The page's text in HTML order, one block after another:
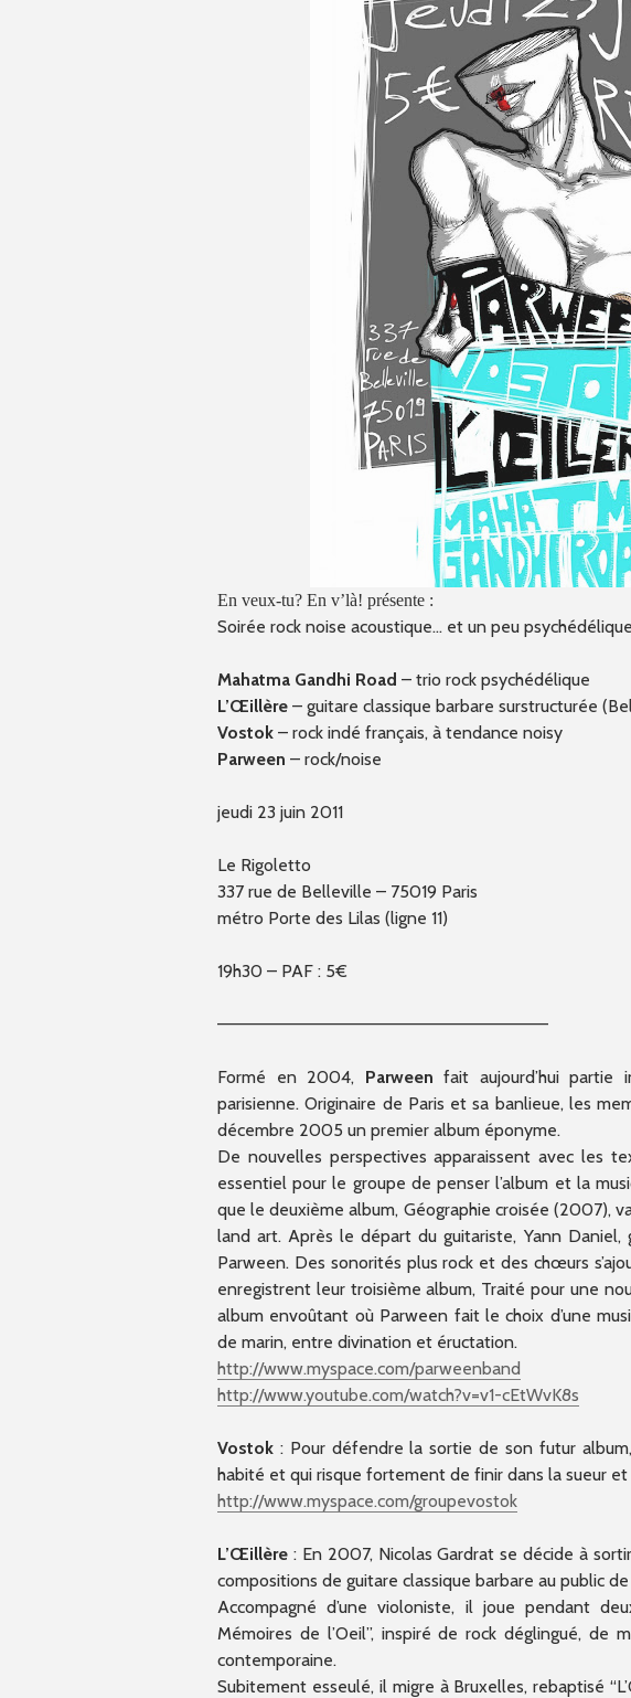
En veux-tu? En v’là! présente :
Soirée rock noise acoustique… et un peu
Mahatma Gandhi Road – trio rock psychédélique
L’Œillère – guitare classique barbare surstructurée
Vostok – rock indé français, à tendance noisy
Parween – rock/noise
jeudi 23 juin 2011
Le Rigoletto
337 rue de Belleville – 75019 Paris
métro Porte des Lilas (ligne 11)
19h30 – PAF : 5€
————————–————————–————————––
Formé en 2004, Parween fait aujourd’hui partie
parisienne. Originaire de Paris et sa banlieue, les
décembre 2005 un premier album éponyme.
De nouvelles perspectives apparaissent avec les
essentiel pour le groupe de penser l’album et la
que le deuxième album, Géographie croisée (2007),
land art. Après le départ du guitariste, Yann Daniel,
Parween. Des sonorités plus rock et des chœurs
enregistrent leur troisième album, Traité pour une
album envoûtant où Parween fait le choix d’une
de marin, entre divination et éructation.
http://www.myspace.com/parweenband
http://www.youtube.com/watch?v=v1-cEtWvK8s
Vostok : Pour défendre la sortie de son futur
habité et qui risque fortement de finir dans la sueur et
http://www.myspace.com/groupevostok
L’Œillère : En 2007, Nicolas Gardrat se décide à
compositions de guitare classique barbare au public
Accompagné d’une violoniste, il joue pendant
Mémoires de l’Oeil”, inspiré de rock déglingué, de
contemporaine.
Subitement esseulé, il migre à Bruxelles, rebaptisé